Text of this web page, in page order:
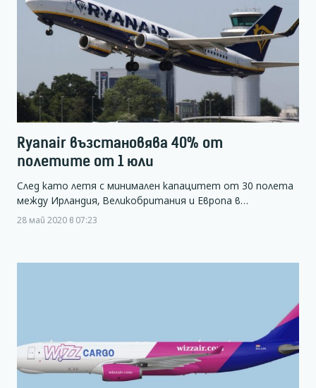
Ryanair възстановява 40% от
полетите от 1 юли
След като летя с минимален капацитет от 30 полета
между Ирландия, Великобритания и Европа в…
28 май 2020 в 07:23